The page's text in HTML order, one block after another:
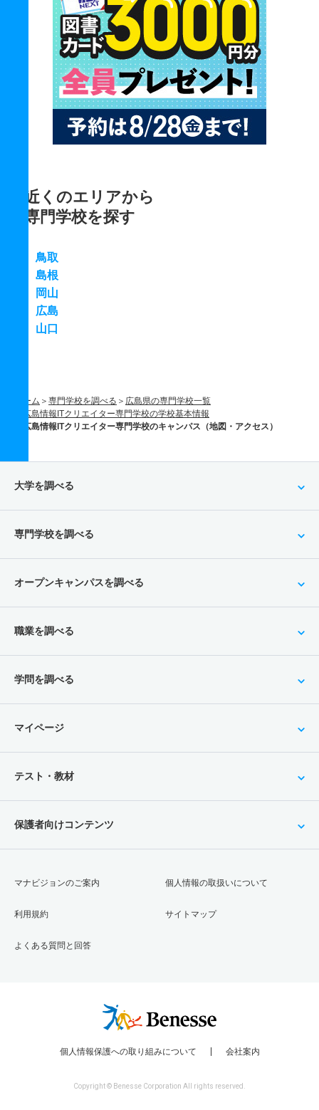
近くのエリアから
専門学校を探す
鳥取
島根
岡山
広島
山口
ホーム 専門学校を調べる
広島県の専門学校一覧
広島情報ITクリエイター専門学校の学校基本情報
広島情報ITクリエイター専門学校のキャンパス（地図・アクセス）
大学を調べる
専門学校を調べる
オープンキャンパスを調べる
職業を調べる
学問を調べる
マイページ
テスト・教材
保護者向けコンテンツ
マナビジョンのご案内
利用規約
よくある質問と回答
個人情報の取扱いについて
サイトマップ
個人情報保護への取り組みについて 会社案内
Copyright © Benesse Corporation All rights reserved.